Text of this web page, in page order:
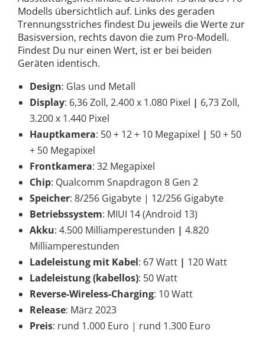
Modells übersichtlich auf. Links des geraden
Trennungsstriches findest Du jeweils die Werte zur
Basisversion, rechts davon die zum Pro-Modell.
Findest Du nur einen Wert, ist er bei beiden
Geräten identisch.
Design: Glas und Metall
Display: 6,36 Zoll, 2.400 x 1.080 Pixel | 6,73 Zoll,
3.200 x 1.440 Pixel
Hauptkamera: 50 + 12 + 10 Megapixel | 50 + 50
+ 50 Megapixel
Frontkamera: 32 Megapixel
Chip: Qualcomm Snapdragon 8 Gen 2
Speicher: 8/256 Gigabyte | 12/256 Gigabyte
Betriebssystem: MIUI 14 (Android 13)
Akku: 4.500 Milliamperestunden | 4.820
Milliamperestunden
Ladeleistung mit Kabel: 67 Watt | 120 Watt
Ladeleistung (kabellos): 50 Watt
Reverse-Wireless-Charging: 10 Watt
Release: März 2023
Preis: rund 1.000 Euro | rund 1.300 Euro